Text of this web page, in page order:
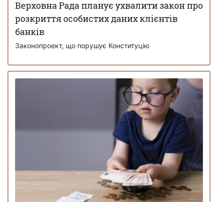
Верховна Рада планує ухвалити закон про
розкриття особистих даних клієнтів
банків
Законопроект, що порушує Конституцію